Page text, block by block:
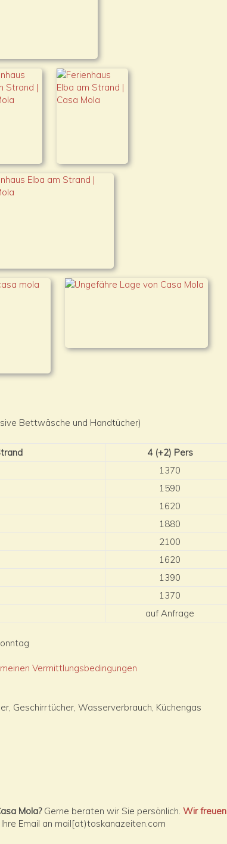
Bettwäsche und Handtücher)
4 (+2) Pers
1370
1590
1620
1880
2100
1620
1390
1370
auf Anfrage
Vermittlungsbedingungen
Geschirrtücher, Wasserverbrauch, Küchengas
Mola?Gerne beraten wir Sie persönlich. Wir freuen
Email an mail[at)toskanazeiten.com